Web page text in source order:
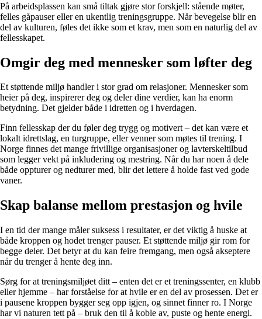
På arbeidsplassen kan små tiltak gjøre stor forskjell: stående møter,
felles gåpauser eller en ukentlig treningsgruppe. Når bevegelse blir en
del av kulturen, føles det ikke som et krav, men som en naturlig del av
fellesskapet.
Omgir deg med mennesker som løfter deg
Et støttende miljø handler i stor grad om relasjoner. Mennesker som
heier på deg, inspirerer deg og deler dine verdier, kan ha enorm
betydning. Det gjelder både i idretten og i hverdagen.
Finn fellesskap der du føler deg trygg og motivert – det kan være et
lokalt idrettslag, en turgruppe, eller venner som møtes til trening. I
Norge finnes det mange frivillige organisasjoner og lavterskeltilbud
som legger vekt på inkludering og mestring. Når du har noen å dele
både oppturer og nedturer med, blir det lettere å holde fast ved gode
vaner.
Skap balanse mellom prestasjon og hvile
I en tid der mange måler suksess i resultater, er det viktig å huske at
både kroppen og hodet trenger pauser. Et støttende miljø gir rom for
begge deler. Det betyr at du kan feire fremgang, men også akseptere
når du trenger å hente deg inn.
Sørg for at treningsmiljøet ditt – enten det er et treningssenter, en klubb
eller hjemme – har forståelse for at hvile er en del av prosessen. Det er
i pausene kroppen bygger seg opp igjen, og sinnet finner ro. I Norge
har vi naturen tett på – bruk den til å koble av, puste og hente energi.